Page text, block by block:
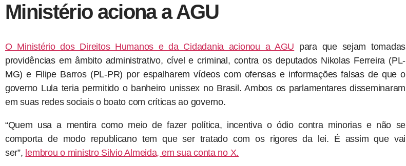
Ministério aciona a AGU
O Ministério dos Direitos Humanos e da Cidadania acionou a AGU para que sejam tomadas
providências em âmbito administrativo, cível e criminal, contra os deputados Nikolas Ferreira (PL-
MG) e Filipe Barros (PL-PR) por espalharem vídeos com ofensas e informações falsas de que o
governo Lula teria permitido o banheiro unissex no Brasil. Ambos os parlamentares disseminaram
em suas redes sociais o boato com críticas ao governo.
“Quem usa a mentira como meio de fazer política, incentiva o ódio contra minorias e não se
comporta de modo republicano tem que ser tratado com os rigores da lei. É assim que vai
ser”, lembrou o ministro Silvio Almeida, em sua conta no X.